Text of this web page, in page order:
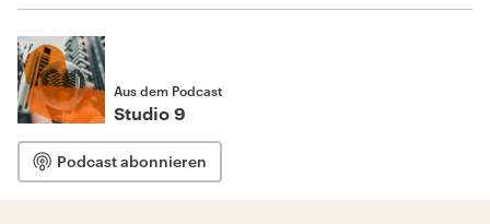
Aus dem Podcast
Studio 9
Podcast abonnieren